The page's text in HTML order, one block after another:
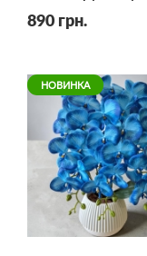
890 грн.
НОВИНКА